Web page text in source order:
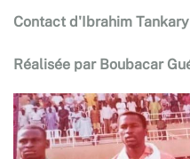
Contact d'Ibrahim
Réalisée par Boubacar